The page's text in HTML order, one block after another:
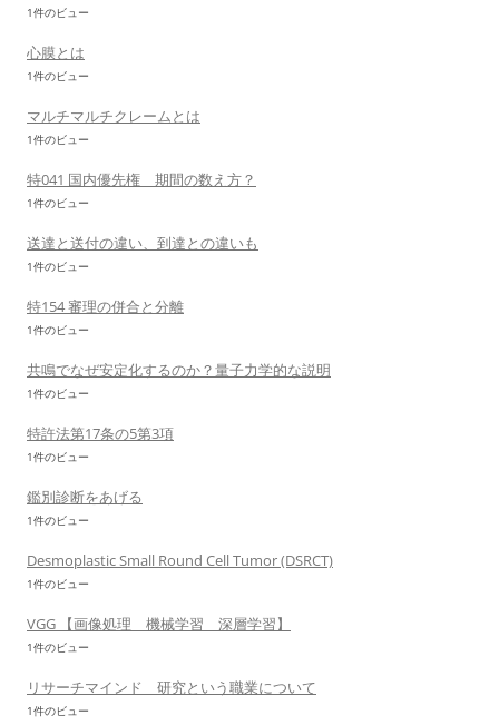
1件のビュー
心膜とは
1件のビュー
マルチマルチクレームとは
1件のビュー
特041 国内優先権 期間の数え方？
1件のビュー
送達と送付の違い、到達との違いも
1件のビュー
特154 審理の併合と分離
1件のビュー
共鳴でなぜ安定化するのか？量子力学的な説明
1件のビュー
特許法第17条の5第3項
1件のビュー
鑑別診断をあげる
1件のビュー
Desmoplastic Small Round Cell Tumor (DSRCT)
1件のビュー
VGG 【画像処理 機械学習 深層学習】
1件のビュー
リサーチマインド 研究という職業について
1件のビュー